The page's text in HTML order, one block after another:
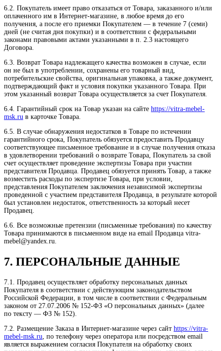
6.2. Покупатель имеет право отказаться от Товара, заказанного и/или
оплаченного им в Интернет-магазине, в любое время до его
получения, а после его приемки Покупателем — в течение 7 (семи)
дней (не считая дня покупки) и в соответствии с федеральными
законами правовыми актами указанными в п. 2.3 настоящего
Договора.
6.3. Возврат Товара надлежащего качества возможен в случае, если
он не был в употреблении, сохранены его товарный вид,
потребительские свойства, оригинальная упаковка, а также документ,
подтверждающий факт и условия покупки указанного Товара. При
этом указанный возврат Товара осуществляется за счет Покупателя.
6.4. Гарантийный срок на Товар указан на сайте https://vitra-mebel-
msk.ru в карточке Товара.
6.5. В случае обнаружения недостатков в Товаре по истечении
гарантийного срока, Покупатель обязуется предоставить Продавцу
соответствующее письменное требование и в случае получения отказа
в удовлетворении требований о возврате Товара, Покупатель за свой
счет осуществляет проведение экспертизы Товара при участии
представителя Продавца. Продавец обязуется принять Товар, а также
возместить расходы по экспертизе Товара, при условии,
представления Покупателем заключения независимой экспертизы
проведенной с участием представителя Продавца, в результате которой
был установлен недостаток, ответственность за который несет
Продавец.
6.6. Все возможные претензии (письменные требования) по качеству
Товара принимаются в письменном виде на email Продавца vitra-
mebel@yandex.ru.
7. ПЕРСОНАЛЬНЫЕ ДАННЫЕ
7.1. Продавец осуществляет обработку персональных данных
Покупателя в соответствии с действующим законодательством
Российской Федерации, в том числе в соответствии с Федеральным
законом от 27.07.2006 № 152-ФЗ «О персональных данных» (далее
по тексту — ФЗ № 152).
7.2. Размещение Заказа в Интернет-магазине через сайт https://vitra-
mebel-msk.ru , по телефону через оператора или посредством email
является выражением согласия Покупателя на обработку своих